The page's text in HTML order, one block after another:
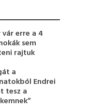
erre a 4
sem
rajtuk
a
Endrei
tesz a